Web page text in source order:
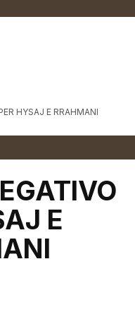
HYSAJ E RRAHMANI
E